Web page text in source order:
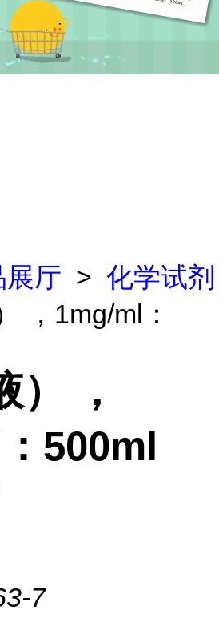
展厅 > 化学试剂
，1mg/ml：
） ，
500ml
7